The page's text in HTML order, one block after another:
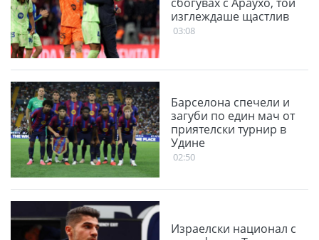
изглеждаше щастлив
03:08
Барселона спечели и
загуби по един мач от
приятелски турнир в
Удине
02:50
Израелски национал с